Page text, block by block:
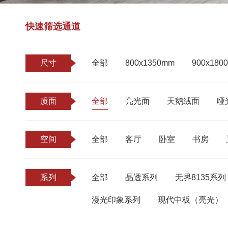
快速筛选通道
尺寸 全部 800x1350mm
质面 全部 亮光面 天鹅绒面 哑
空间 全部 客厅 卧室 书房
系列 全部 晶透系列 无界8135系列
漫光印象系列 现代中板（亮光）